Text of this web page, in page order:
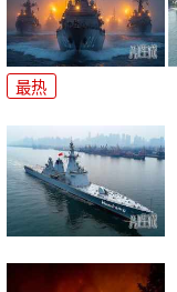
最热